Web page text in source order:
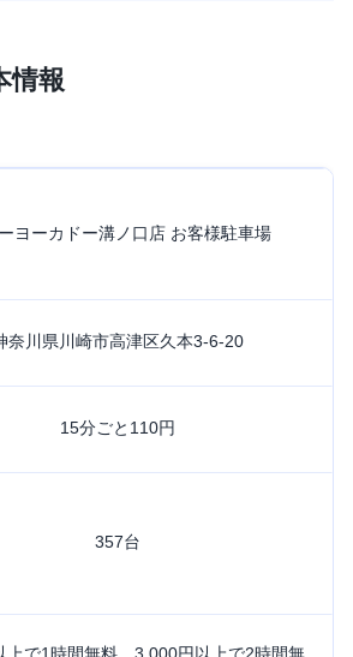
情報
ヨーカドー溝ノ口店 お客様駐車場
奈川県川崎市高津区久本3-6-20
15分ごと110円
357台